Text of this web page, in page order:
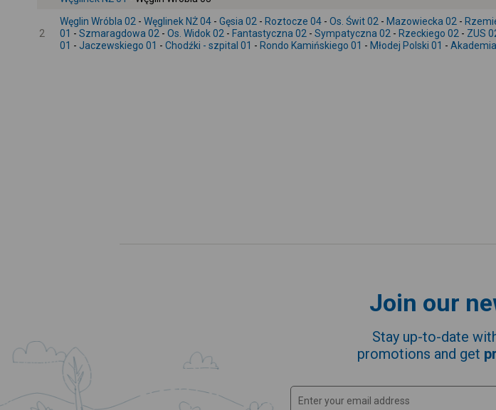
2
Węglin Wróbla 02 - Węglinek NŻ 04 - Gęsia 02 - Roztocze 04 - Os. Świt 02 - Mazowiecka 02 -
01 - Szmaragdowa 02 - Os. Widok 02 - Fantastyczna 02 - Sympatyczna 02 - Rzeckiego 02 - ZUS
01 - Jaczewskiego 01 - Chodźki - szpital 01 - Rondo Kamińskiego 01 - Młodej Polski 01 - Akademia
Join our
Stay up-to-date
promotions and get